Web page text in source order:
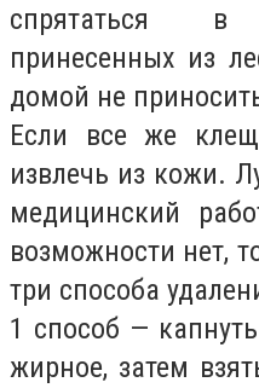
спрятаться в
принесенных из
домой не
Если все же клещ
извлечь из кожи.
медицинский
возможности нет,
три способа
1 способ —
жирное, затем